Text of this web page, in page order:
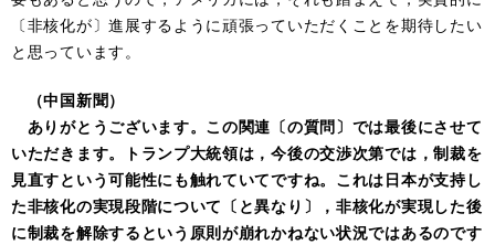
〔非核化が〕進展するように頑張っていただくことを期待したい
と思っています。
（中国新聞）
ありがとうございます。この関連〔の質問〕では最後にさせて
いただきます。トランプ大統領は，今後の交渉次第では，制裁を
見直すという可能性にも触れていてですね。これは日本が支持し
た非核化の実現段階について〔と異なり〕，非核化が実現した後
に制裁を解除するという原則が崩れかねない状況ではあるのです